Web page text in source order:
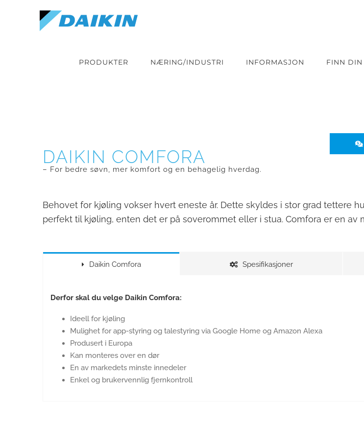
PRODUKTER NÆRING/INDUSTRI INFORMASJON FINN DIN
DAIKIN COMFORA
– For bedre søvn, mer komfort og en behagelig hverdag.
Behovet for kjøling vokser hvert eneste år. Dette skyldes i stor grad tettere
perfekt til kjøling, enten det er på soverommet eller i stua. Comfora er en av
Daikin Comfora Spesifikasjoner
Derfor skal du velge Daikin Comfora:
Ideell for kjøling
Mulighet for app-styring og talestyring via Google Home og Amazon Alexa
Produsert i Europa
Kan monteres over en dør
En av markedets minste innedeler
Enkel og brukervennlig fjernkontroll